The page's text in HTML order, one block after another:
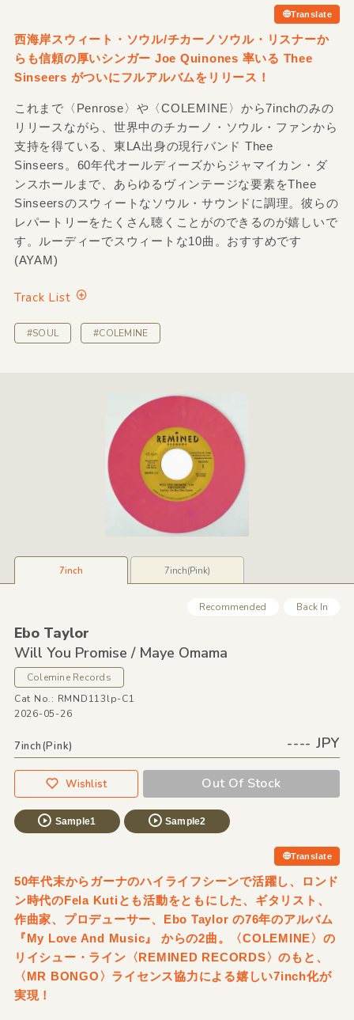
Translate
西海岸スウィート・ソウル/チカーノソウル・リスナーか
らも信頼の厚いシンガー Joe Quinones 率いる Thee
Sinseers がついにフルアルバムをリリース！
これまで〈Penrose〉や〈COLEMINE〉から7inchのみの
リリースながら、世界中のチカーノ・ソウル・ファンから
支持を得ている、東LA出身の現行バンド Thee
Sinseers。60年代オールディーズからジャマイカン・ダ
ンスホールまで、あらゆるヴィンテージな要素をThee
Sinseersのスウィートなソウル・サウンドに調理。彼らの
レパートリーをたくさん聴くことがのできるのが嬉しいで
す。ルーディーでスウィートな10曲。おすすめです
(AYAM)
Track List
#SOUL #COLEMINE
7inch 7inch(Pink)
Recommended Back In
Ebo Taylor
Will You Promise /Maye Omama
Colemine Records
Cat No.: RMND113lp-C1
2026-05-26
7inch(Pink) ---- JPY
Wishlist Out Of Stock
Sample1 Sample2
Translate
50年代末からガーナのハイライフシーンで活躍し、ロンド
ン時代のFela Kutiとも活動をともにした、ギタリスト、
作曲家、プロデューサー、Ebo Taylor の76年のアルバム
『My Love And Music』 からの2曲。〈COLEMINE〉の
リイシュー・ライン〈REMINED RECORDS〉のもと、
〈MR BONGO〉ライセンス協力による嬉しい7inch化が
実現！